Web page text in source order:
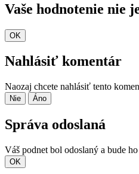
Vaše hodnotenie nie
OK
Nahlásiť komentár
Naozaj chcete nahlásiť tento
Nie Áno
Správa odoslaná
Váš podnet bol odoslaný a bude
OK